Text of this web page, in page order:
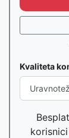
Kvaliteta